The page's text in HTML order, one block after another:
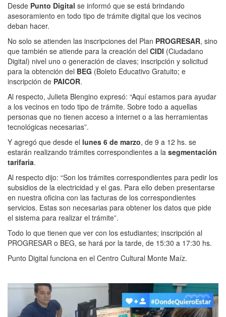
Desde Punto Digital se informó que se está brindando
asesoramiento en todo tipo de trámite digital que los vecinos
deban hacer.
No solo se atienden las inscripciones del Plan PROGRESAR, sino
que también se atiende para la creación del CIDI (Ciudadano
Digital) nivel uno o generación de claves; inscripción y solicitud
para la obtención del BEG (Boleto Educativo Gratuito; e
inscripción de PAICOR.
Al respecto, Julieta Blengino expresó: “Aquí estamos para ayudar
a los vecinos en todo tipo de trámite. Sobre todo a aquellas
personas que no tienen acceso a internet o a las herramientas
tecnológicas necesarias”.
Y agregó que desde el lunes 6 de marzo, de 9 a 12 hs. se
estarán realizando trámites correspondientes a la segmentación
tarifaria.
Al respecto dijo: “Son los trámites correspondientes para pedir los
subsidios de la electricidad y el gas. Para ello deben presentarse
en nuestra oficina con las facturas de los correspondientes
servicios. Estas son necesarias para obtener los datos que pide
el sistema para realizar el trámite”.
Todo lo que tienen que ver con los estudiantes; inscripción al
PROGRESAR o BEG, se hará por la tarde, de 15:30 a 17:30 hs.
Punto Digital funciona en el Centro Cultural Monte Maíz.